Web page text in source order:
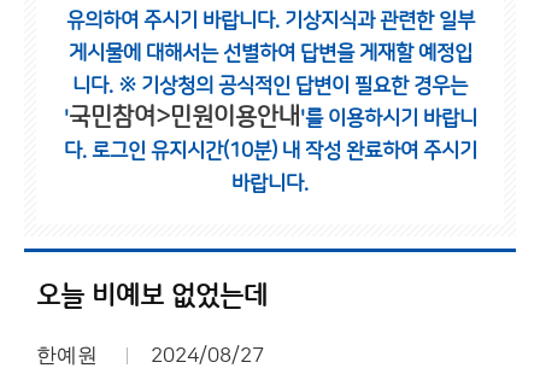
유의하여 주시기 바랍니다. 기상지식과 관련한 일부
게시물에 대해서는 선별하여 답변을 게재할 예정입
니다. ※ 기상청의 공식적인 답변이 필요한 경우는
'국민참여>민원이용안내 '를 이용하시기 바랍니
다. 로그인 유지시간(10분) 내 작성 완료하여 주시기
바랍니다.
오늘 비예보 없었는데
한예원 2024/08/27